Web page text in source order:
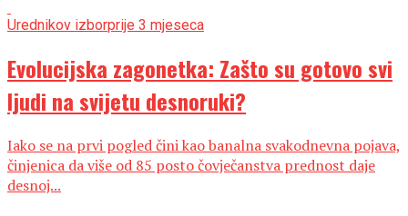
Urednikov izborprije 3 mjeseca
Evolucijska zagonetka: Zašto su gotovo svi
ljudi na svijetu desnoruki?
Iako se na prvi pogled čini kao banalna svakodnevna pojava,
činjenica da više od 85 posto čovječanstva prednost daje
desnoj...